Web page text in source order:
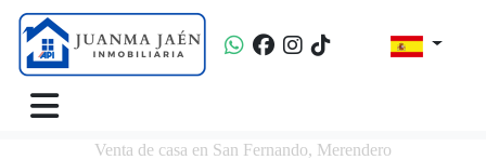
Venta de casa en San Fernando, Merendero